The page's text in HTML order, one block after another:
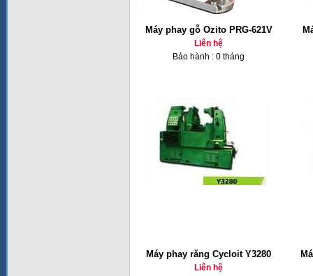
Máy phay gỗ Ozito PRG-621V
Liên hệ
Bảo hành : 0 tháng
Máy phay răng Cycloit Y3280
Liên hệ